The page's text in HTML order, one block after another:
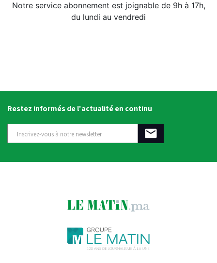
Notre service abonnement est joignable de 9h à 17h,
du lundi au vendredi
Restez informés de l'actualité en continu